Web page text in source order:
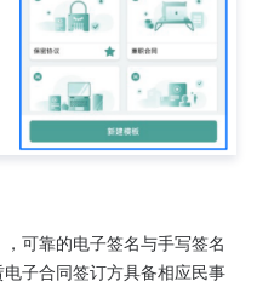
可靠的电子签名与手写签名
子合同签订方具备相应民事